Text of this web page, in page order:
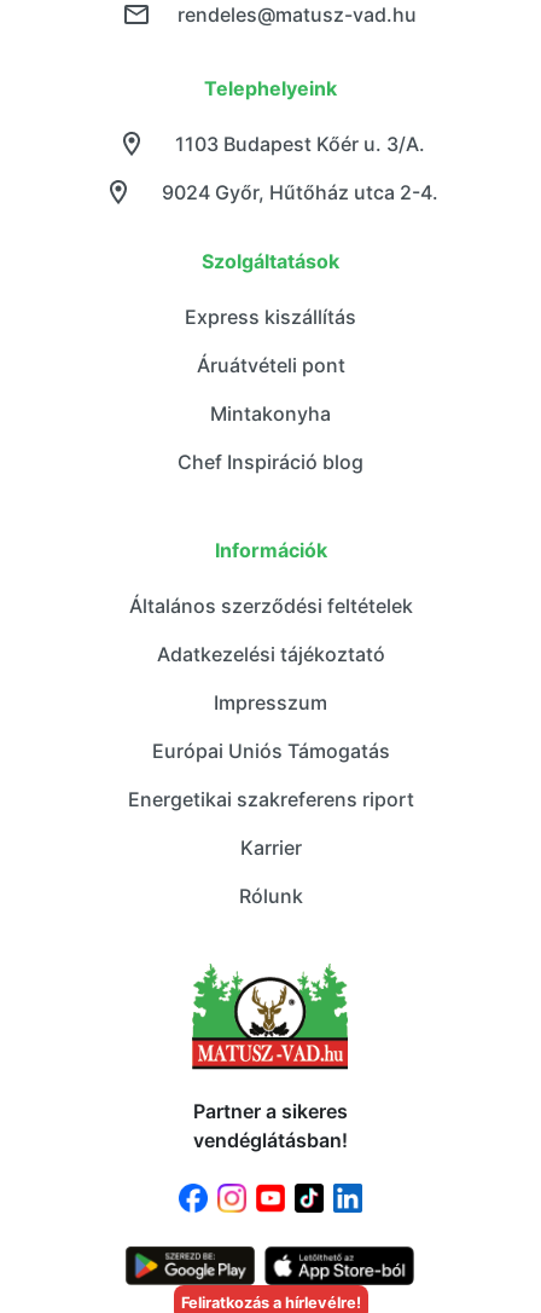
rendeles@matusz-vad.hu
Telephelyeink
9024 Győr, Hűtőház utca 2-4.
1103 Budapest Kőér u. 3/A.
Szolgáltatások
Express kiszállítás
Áruátvételi pont
Mintakonyha
Chef Inspiráció blog
Információk
Általános szerződési feltételek
Adatkezelési tájékoztató
Impresszum
Európai Uniós Támogatás
Energetikai szakreferens riport
Karrier
Rólunk
Partner a sikeres
vendéglátásban!
Feliratkozás a hírlevélre!